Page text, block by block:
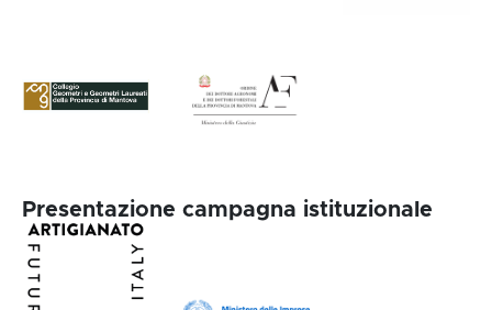
Presentazione campagna istituzionale